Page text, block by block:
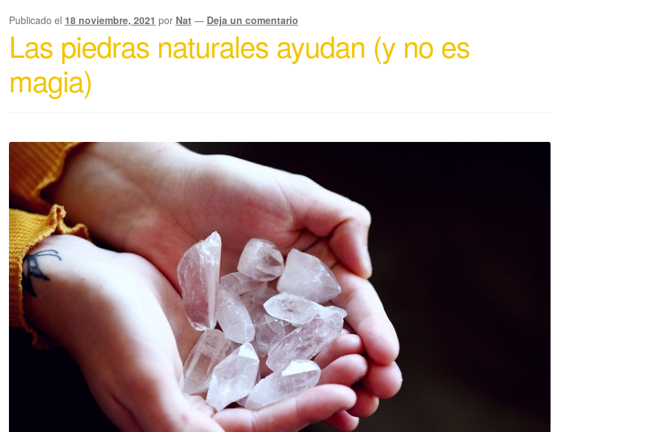
Publicado el 18 noviembre, 2021 por Nat — Deja un comentario
Las piedras naturales ayudan (y no es
magia)